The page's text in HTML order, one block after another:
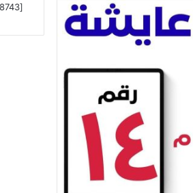
[location-weather id="98743"]